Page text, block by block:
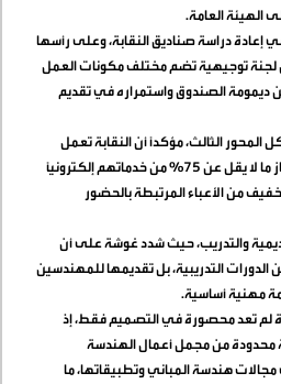
الهيئة العامة.
إعادة دراسة صناديق النقابة، وعلى رأسها
توجيهية تضم مختلف مكونات العمل
ديمومة الصندوق واستمراره في تقديم
المحور الثالث، مؤكدًا أن النقابة تعمل
على تمكين المهندسين من إنجاز ما لا يقل عن 75% من خدماتهم إلكترونيًا
من الأعباء المرتبطة بالحضور
والتدريب، حيث شدد غوشة على أن
التدريبية، بل تقديمها للمهندسين
مهنية أساسية.
لم تعد محصورة في التصميم فقط، إذ
من مجمل أعمال الهندسة
هندسة المباني وتطبيقاتها، ما